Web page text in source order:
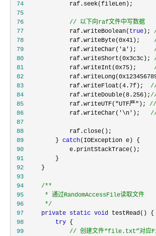
74
75
76
// 以下向raf文件中写数据
77
             raf.writeBoolean(
true );
78
             raf.writeByte(0x41);
79
             raf.writeChar('a');
80
             raf.writeShort(0x3c3c);
81
             raf.writeInt(0x75);
82
83
             raf.writeFloat(4.7f);
84
             raf.writeDouble(8.256);
85
             raf.writeUTF("UTF严");
//
86
             raf.writeChar('\n');
87
88
89
         }
catch
90
91
92
93
94
/**
95
96
*/
97
private static void
98
try
99
// 创建文件“file.txt”对应